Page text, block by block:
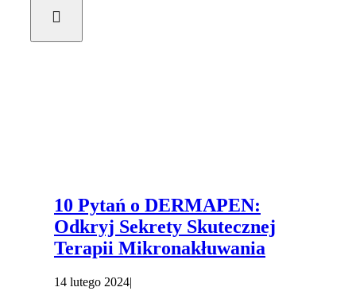
10 Pytań o DERMAPEN:
Odkryj Sekrety Skutecznej
Terapii Mikronakłuwania
14 lutego 2024|